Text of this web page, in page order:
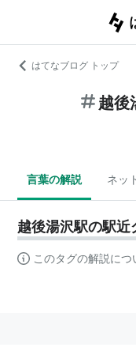
はてなブログ トップ
越後
言葉の解説 ネッ
越後湯沢駅の駅近
このタグの解説につ